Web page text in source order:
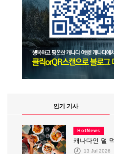
인기 기사
HotNews
캐나다인 덜
13 Jul 2026